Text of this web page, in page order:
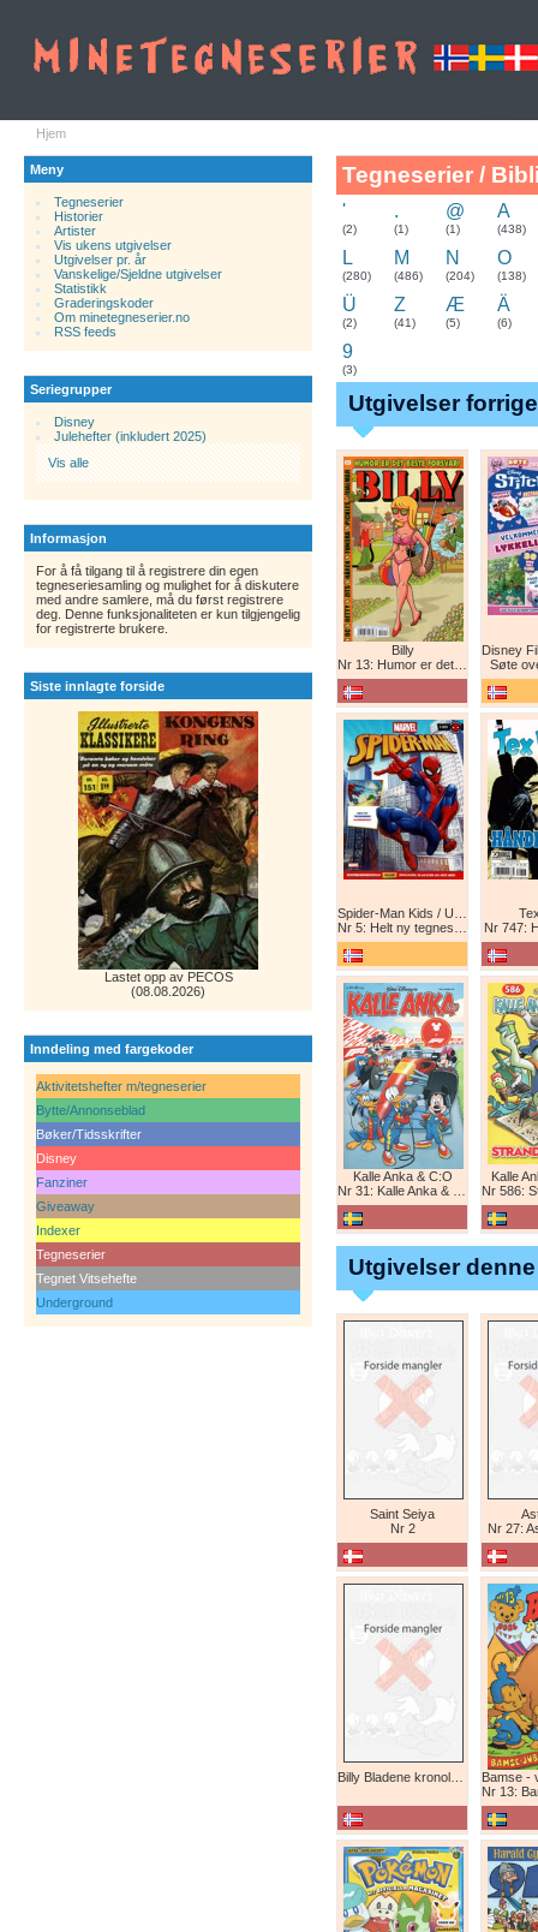
Hjem
Meny
Tegneserier
Historier.
Artister
Vis ukens utgivelser
Utgivelser pr. år
Vanskelige/Sjeldne utgivelser
Statistikk
Graderingskoder
Om minetegneserier.no
RSS feeds
Seriegrupper
Disney
Julehefter (inkludert 2025)
Vis alle
Informasjon
For å få tilgang til å registrere din egen
tegneseriesamling og mulighet for å diskutere
med andre samlere, må du først registrere
deg. Denne funksjonaliteten er kun tilgjengelig
for registrerte brukere.
Siste innlagte forside
Lastet opp av PECOS
(08.08.2026)
Inndeling med fargekoder
Aktivitetshefter m/tegneserier
Bytte/Annonseblad
Bøker/Tidsskrifter
Disney
Fanziner
Giveaway
Indexer
Tegneserier
Tegnet Vitsehefte
Underground
Tegneserier /
'
(2)
.
(1)
@
(1)
A
(438)
L
(280)
M
(486)
N
(204)
O
(138)
Ü
(2)
Z
(41)
Æ
(5)
Ä
(6)
9
(3)
Utgivelser
Billy
Nr 13: Humor er det beste forsvar!
Søte
Nr 5: Helt ny tegneserie! Maskinkrig!
Nr 747:
Kalle Anka & C:O
Nr 31: Kalle Anka & C:O
Kalle
Nr 586:
Utgivelser
Saint Seiya
Nr 2
Nr 27:
Nr 13: Bamse-